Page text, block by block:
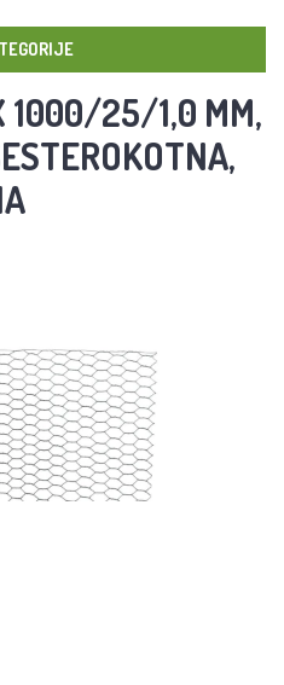
1000/25/1,0 MM,